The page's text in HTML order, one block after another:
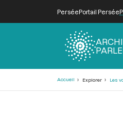
PerséePortail Persée
Accueil Explorer Les